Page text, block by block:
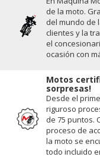
de la moto.
del mundo de
clientes y la
el
ocasión con
Motos
sorpresas!
Desde el
riguroso
de 75 puntos.
proceso de
la moto se
todo incluido